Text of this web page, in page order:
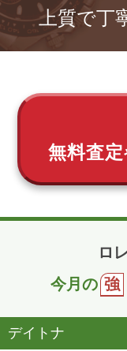
上質で丁
無料査定
ロ
今月の 強
デイトナ